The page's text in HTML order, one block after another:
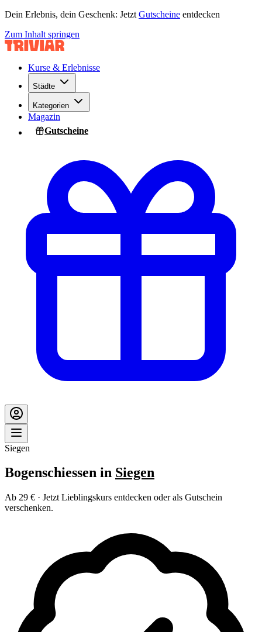
Dein Erlebnis, dein Geschenk: Jetzt Gutscheine entdecken
Zum Inhalt springen
Kurse & Erlebnisse
Städte
Kategorien
Magazin
Gutscheine
Siegen
Bogenschiessen in Siegen
Ab 29 € · Jetzt Lieblingskurs entdecken oder als Gutschein
verschenken.